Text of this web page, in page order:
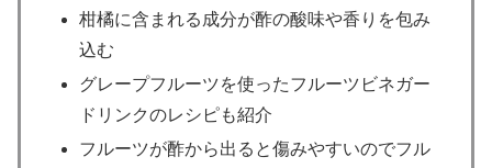
柑橘に含まれる成分が酢の酸味や香りを包み
込む
グレープフルーツを使ったフルーツビネガー
ドリンクのレシピも紹介
フルーツが酢から出ると傷みやすいのでフル